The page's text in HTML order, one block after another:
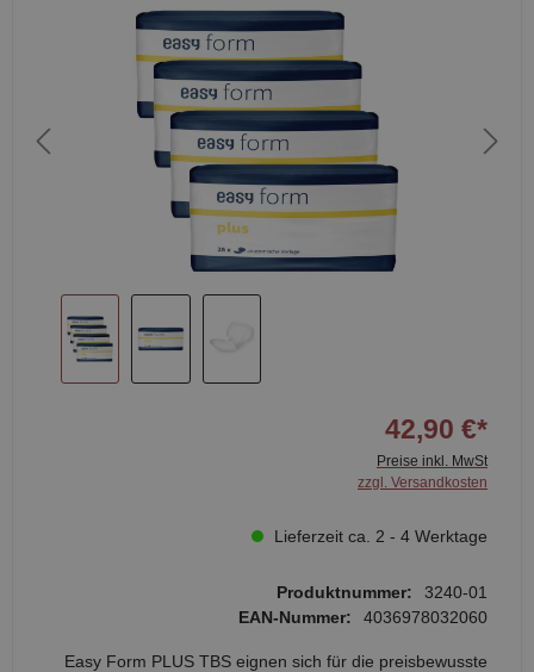
42,90 €*
Preise inkl. MwSt
zzgl. Versandkosten
Lieferzeit ca. 2 - 4 Werktage
Produktnummer:
3240-01
EAN-Nummer:
4036978032060
Easy Form PLUS TBS eignen sich für die preisbewusste